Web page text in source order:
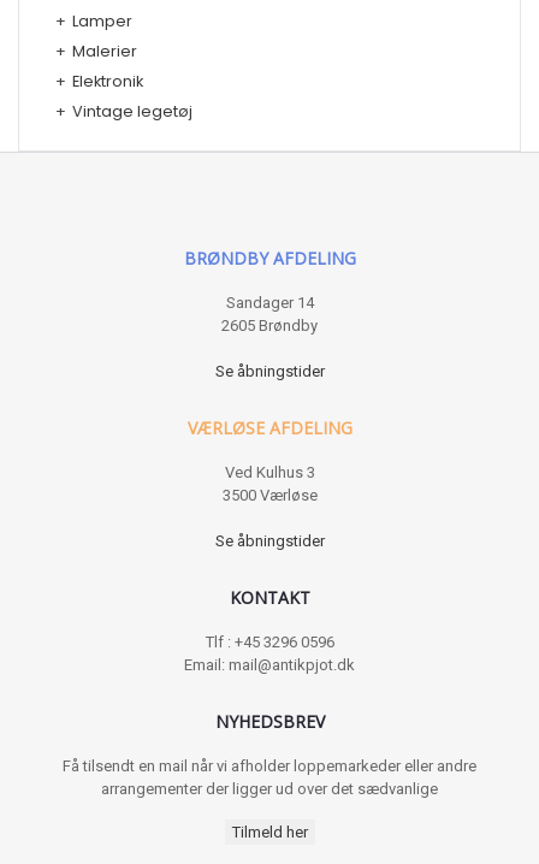
+ Lamper
+ Malerier
+ Elektronik
+ Vintage legetøj
BRØNDBY AFDELING
Sandager 14
2605 Brøndby
Se åbningstider
VÆRLØSE AFDELING
Ved Kulhus 3
3500 Værløse
Se åbningstider
KONTAKT
Tlf : +45 3296 0596
Email: mail@antikpjot.dk
NYHEDSBREV
Få tilsendt en mail når vi afholder loppemarkeder eller andre
arrangementer der ligger ud over det sædvanlige
Tilmeld her